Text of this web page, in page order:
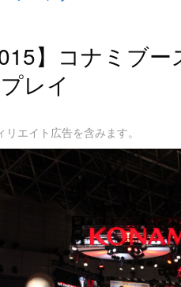
】コナミブ
レイ
エイト広告を含みます。